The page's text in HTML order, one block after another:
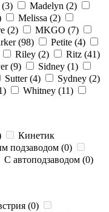
(3)
Madelyn (2)
Melissa (2)
(2)
MKGO (7)
(98)
Petite (4)
Riley (2)
Ritz (41)
(9)
Sidney (1)
Sutter (4)
Sydney (2)
Whitney (11)
Кинетик
подзаводом (0)
С автоподзаводом (0)
(0)